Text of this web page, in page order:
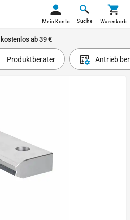
Suche
Mein Konto Warenkorb
kostenlos ab 39 €
Produktberater Antrieb